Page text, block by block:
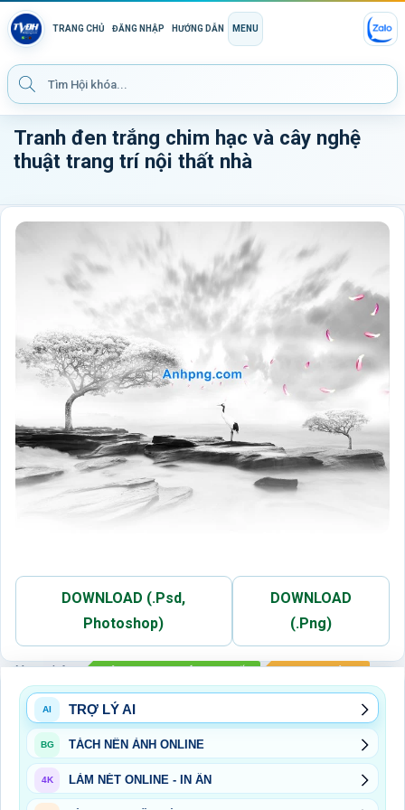
TRANG CHỦ ĐĂNG NHẬP HƯỚNG DẪN MENU
Tranh đen trắng chim hạc và cây nghệ
thuật trang trí nội thất nhà
DOWNLOAD (.Psd,
Photoshop)
DOWNLOAD
(.Png)
Xem thêm: BỘ TRANH P KHÁCH - P BẾP TRANH TƯỜNG
AI TRỢ LÝ AI
BG TÁCH NỀN ẢNH ONLINE
4K LÀM NÉT ONLINE - IN ẤN